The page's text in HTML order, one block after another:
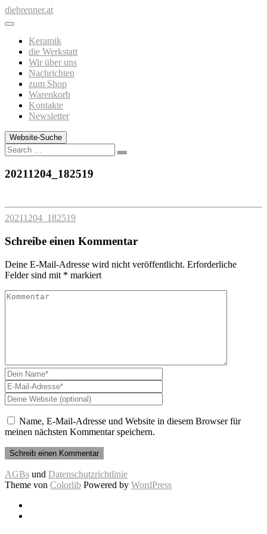
Zum
Inhalt
diebrenner.at
Keramik
die Werkstatt
Wir über uns
Nachrichten
zum Shop
Warenkorb
Kontakte
Newsletter
Website-Suche
Search
20211204_182519
20211204_182519
Schreibe einen Kommentar
Deine E-Mail-Adresse wird nicht veröffentlicht. Erforderliche
Felder sind mit * markiert
Name, E-Mail-Adresse und Website in diesem Browser für
meinen nächsten Kommentar speichern.
AGBs und Datenschutzrichtlinie
Theme von Colorlib Powered by WordPress